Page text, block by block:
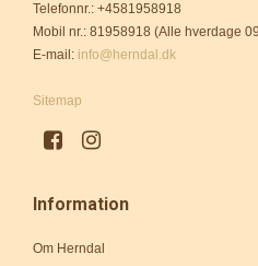
Telefonnr.: +4581958918
Mobil nr.: 81958918 (Alle hverdage
E-mail : info@herndal.dk
Sitemap
Information
Om Herndal